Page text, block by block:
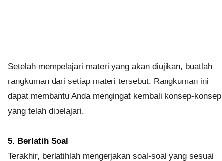
Setelah mempelajari materi yang akan diujikan, buatlah
rangkuman dari setiap materi tersebut. Rangkuman ini
dapat membantu Anda mengingat kembali konsep-konsep
yang telah dipelajari.
5. Berlatih Soal
Terakhir, berlatihlah mengerjakan soal-soal yang sesuai